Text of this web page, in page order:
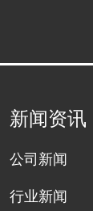
新闻资讯
公司新闻
行业新闻